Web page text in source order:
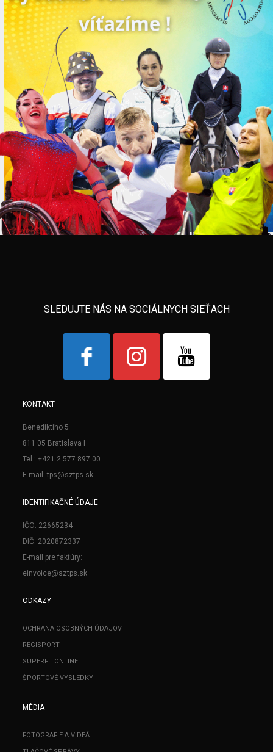
SLEDUJTE NÁS NA SOCIÁLNYCH SIEŤACH
KONTAKT
Benediktiho 5
811 05 Bratislava I
Tel.: +421 2 577 897 00
E-mail: tps@sztps.sk
IDENTIFIKAČNÉ ÚDAJE
IČO: 22665234
DIČ: 2020872337
E-mail pre faktúry:
einvoice@sztps.sk
ODKAZY
OCHRANA OSOBNÝCH ÚDAJOV
REGISPORT
SUPERFITONLINE
ŠPORTOVÉ VÝSLEDKY
MÉDIA
FOTOGRAFIE A VIDEÁ